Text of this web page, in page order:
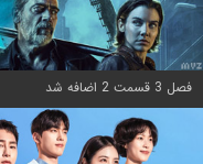
فصل 3 قسمت 2 اضافه شد